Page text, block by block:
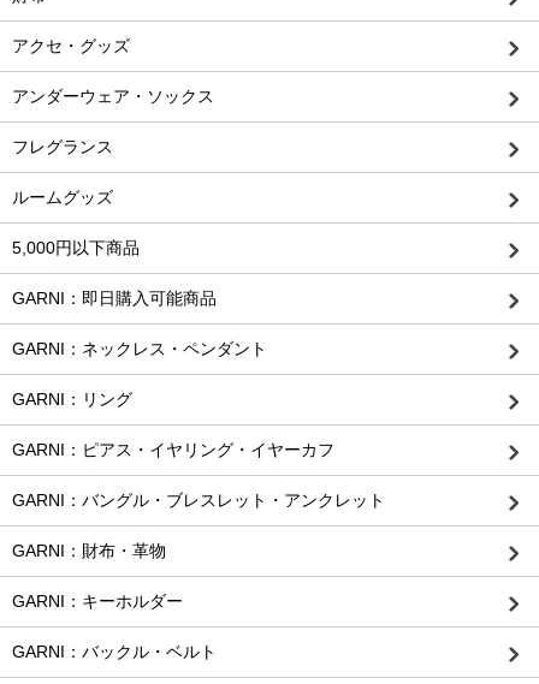
アクセ・グッズ
アンダーウェア・ソックス
フレグランス
ルームグッズ
5,000円以下商品
GARNI：即日購入可能商品
GARNI：ネックレス・ペンダント
GARNI：リング
GARNI：ピアス・イヤリング・イヤーカフ
GARNI：バングル・ブレスレット・アンクレット
GARNI：財布・革物
GARNI：キーホルダー
GARNI：バックル・ベルト